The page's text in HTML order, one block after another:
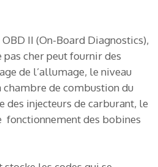
OBD II (On-Board Diagnostics),
cher peut fournir des
de l’allumage, le niveau
chambre de combustion du
des injecteurs de carburant, le
fonctionnement des bobines